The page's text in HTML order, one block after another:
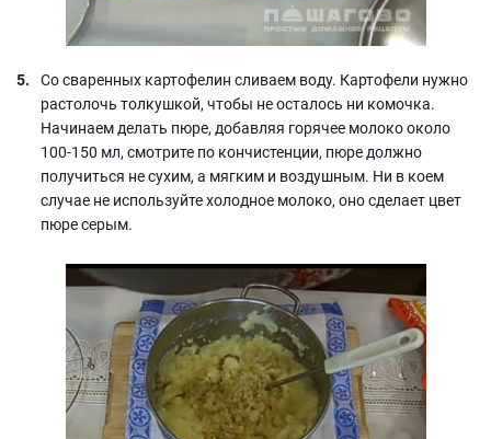
Со сваренных картофелин сливаем воду. Картофели нужно
растолочь толкушкой, чтобы не осталось ни комочка.
Начинаем делать пюре, добавляя горячее молоко около
100-150 мл, смотрите по кончистенции, пюре должно
получиться не сухим, а мягким и воздушным. Ни в коем
случае не используйте холодное молоко, оно сделает цвет
пюре серым.